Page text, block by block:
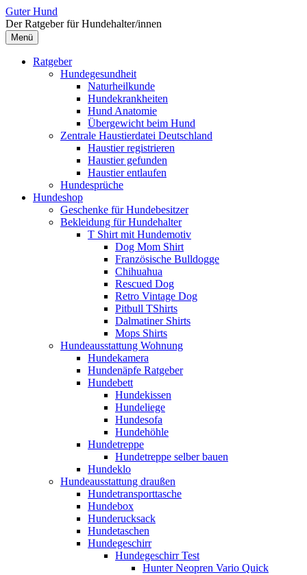
Zum
Inhalt
überspringen
Guter Hund
Der Ratgeber für Hundehalter/innen
Menü
Ratgeber
Hundegesundheit
Naturheilkunde
Hundekrankheiten
Hund Anatomie
Übergewicht beim Hund
Zentrale Haustierdatei Deutschland
Haustier registrieren
Haustier gefunden
Haustier entlaufen
Hundesprüche
Hundeshop
Geschenke für Hundebesitzer
Bekleidung für Hundehalter
T Shirt mit Hundemotiv
Dog Mom Shirt
Französische Bulldogge
Chihuahua
Rescued Dog
Retro Vintage Dog
Pitbull TShirts
Dalmatiner Shirts
Mops Shirts
Hundeausstattung Wohnung
Hundekamera
Hundenäpfe Ratgeber
Hundebett
Hundekissen
Hundeliege
Hundesofa
Hundehöhle
Hundetreppe
Hundetreppe selber bauen
Hundeklo
Hundeausstattung draußen
Hundetransporttasche
Hundebox
Hunderucksack
Hundetaschen
Hundegeschirr
Hundegeschirr Test
Hunter Neopren Vario Quick